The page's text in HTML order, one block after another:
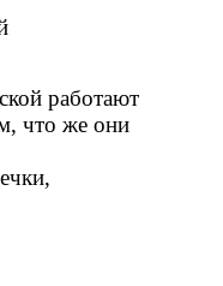
работают
что же они